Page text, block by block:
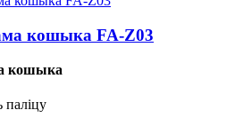
кошыка FA-Z03
кошыка
паліцу